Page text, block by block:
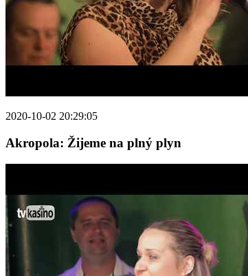
2020-10-02 20:29:05
Akropola: Žijeme na plný plyn